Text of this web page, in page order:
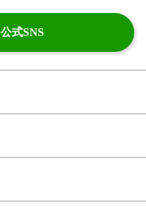
公式SNS